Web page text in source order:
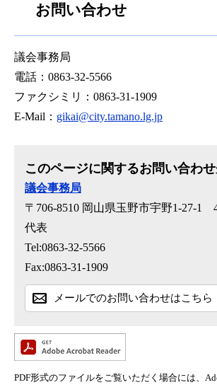
お問い合わせ
議会事務局
電話：0863-32-5566
ファクシミリ：0863-31-1909
E-Mail： gikai@city.tamano.lg.jp
このページに関するお問い合わ
議会事務局
〒706-8510 岡山県玉野市宇野1-27-1
代表
Tel:0863-32-5566
Fax:0863-31-1909
メールでのお問い合わせはこちら
PDF形式のファイルをご覧いただく場合には、